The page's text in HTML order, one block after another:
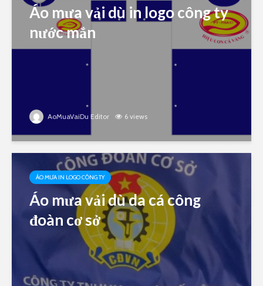
Áo mưa vải dù in logo công ty
nước mắn
AoMuaVaiDu Editor 6 views
ÁO MƯA IN LOGO CÔNG TY
Áo mưa vải dù da cá công
đoàn cơ sở